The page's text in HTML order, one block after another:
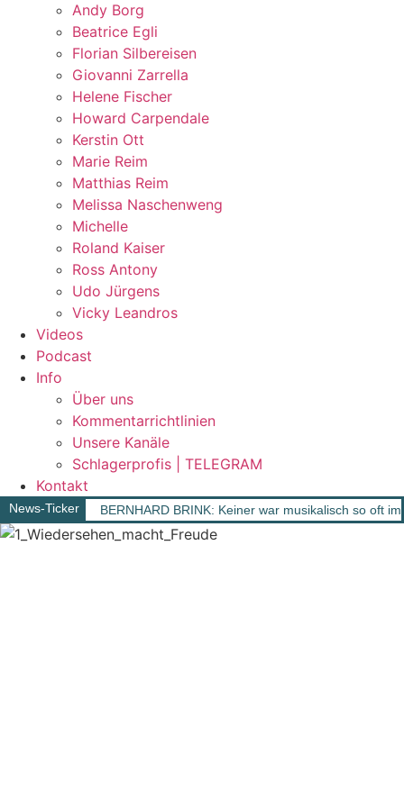
Andy Borg
Beatrice Egli
Florian Silbereisen
Giovanni Zarrella
Helene Fischer
Howard Carpendale
Kerstin Ott
Marie Reim
Matthias Reim
Melissa Naschenweng
Michelle
Roland Kaiser
Ross Antony
Udo Jürgens
Vicky Leandros
Videos
Podcast
Info
Über uns
Kommentarrichtlinien
Unsere Kanäle
Schlagerprofis | TELEGRAM
Kontakt
News-Ticker BERNHARD BRINK: Keiner war musikalisch so oft